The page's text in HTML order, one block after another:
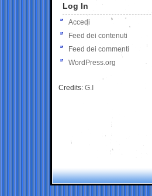
Log In
Accedi
Feed dei contenuti
Feed dei commenti
WordPress.org
Credits: G.I